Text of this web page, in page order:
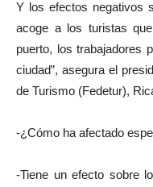
Y los efectos negativos
acoge a los turistas
puerto, los trabajadores
ciudad”, asegura el
de Turismo (Fedetur),
-¿Cómo ha afectado
-Tiene un efecto sobre